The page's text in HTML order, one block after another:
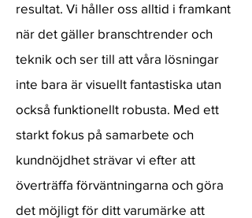
resultat. Vi håller oss alltid i framkant
när det gäller branschtrender och
teknik och ser till att våra lösningar
inte bara är visuellt fantastiska utan
också funktionellt robusta. Med ett
starkt fokus på samarbete och
kundnöjdhet strävar vi efter att
överträffa förväntningarna och göra
det möjligt för ditt varumärke att